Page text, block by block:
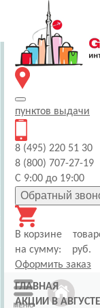
пунктов выдачи
8 (495) 220 51 30
8 (800) 707-27-19
С 9:00 до 19:00
Обратный
В корзине
на сумму:
руб.
Оформить заказ
ГЛАВНАЯ
АКЦИИ В